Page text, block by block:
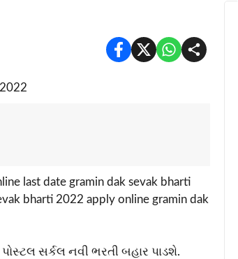
last date gramin dak sevak bharti
bharti 2022 apply online gramin dak
પોસ્ટલ સર્કલ નવી ભરતી બહાર પાડશે.